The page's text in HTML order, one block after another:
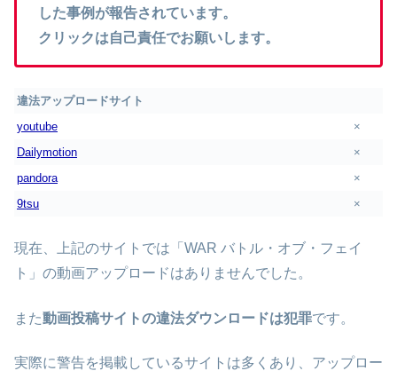
した事例が報告されています。
クリックは自己責任でお願いします。
違法アップロードサイト
youtube
×
Dailymotion
×
pandora
×
9tsu
×
現在、上記のサイトでは「WAR バトル・オブ・フェイ
ト」の動画アップロードはありませんでした。
また動画投稿サイトの違法ダウンロードは犯罪です。
実際に警告を掲載しているサイトは多くあり、アップロー